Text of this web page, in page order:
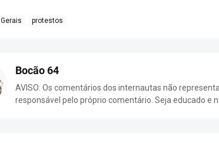
Gerais protestos
Bocão 64
AVISO: Os comentários dos internautas não
responsável pelo próprio comentário. Seja educado e